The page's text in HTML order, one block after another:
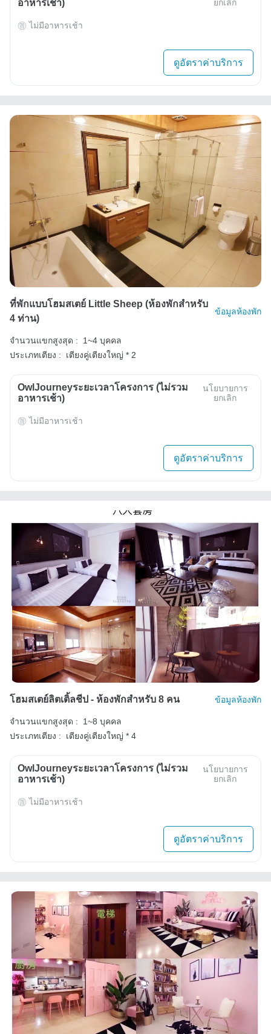
อาหารเช้า)
ยกเลิก
ไม่มีอาหารเช้า
ดูอัตราค่าบริการ
ที่พักแบบโฮมสเตย์ Little Sheep (ห้องพักสำหรับ
4 ท่าน)
ข้อมูลห้องพัก
จำนวนแขกสูงสุด :
1~4 บุคคล
ประเภทเตียง :
เตียงคู่เตียงใหญ่ * 2
OwlJourneyระยะเวลาโครงการ (ไม่รวม
อาหารเช้า)
นโยบายการ
ยกเลิก
ไม่มีอาหารเช้า
ดูอัตราค่าบริการ
โฮมสเตย์ลิตเติ้ลชีป - ห้องพักสำหรับ 8 คน ข้อมูลห้องพัก
จำนวนแขกสูงสุด :
1~8 บุคคล
ประเภทเตียง :
เตียงคู่เตียงใหญ่ * 4
OwlJourneyระยะเวลาโครงการ (ไม่รวม
อาหารเช้า)
นโยบายการ
ยกเลิก
ไม่มีอาหารเช้า
ดูอัตราค่าบริการ